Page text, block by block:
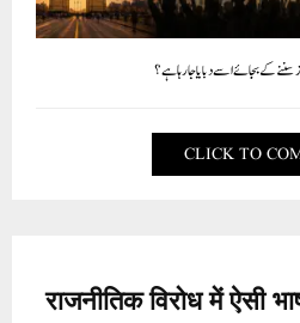
سننے کے بجائے اسے دبایا جا رہا ہے؟
CLICK TO
राजनीतिक विरोध में ऐसी